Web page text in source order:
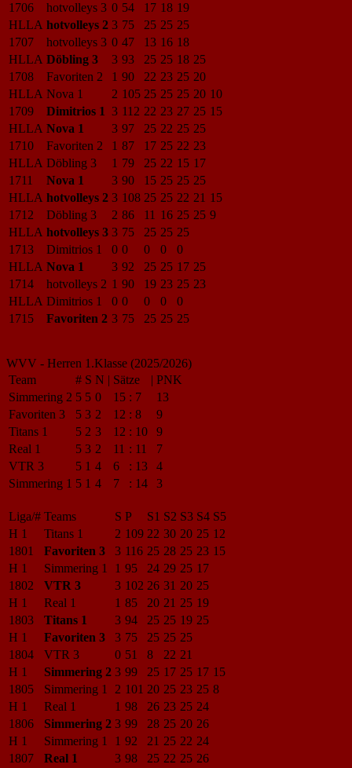
1706
hotvolleys 3 0 54 17 18 19
HLLA hotvolleys 2 3 75 25 25 25
1707
hotvolleys 3 0 47 13 16 18
HLLA Döbling 3 3 93 25 25 18 25
1708
Favoriten 2 1 90 22 23 25 20
HLLA Nova 1 2 105 25 25 25 20 10
1709
Dimitrios 1 3 112 22 23 27 25 15
HLLA Nova 1 3 97 25 22 25 25
1710
Favoriten 2 1 87 17 25 22 23
HLLA Döbling 3 1 79 25 22 15 17
1711
Nova 1 3 90 15 25 25 25
HLLA hotvolleys 2 3 108 25 25 22 21 15
1712
Döbling 3 2 86 11 16 25 25 9
HLLA hotvolleys 3 3 75 25 25 25
1713
Dimitrios 1 0 0 0 0
0
HLLA Nova 1 3 92 25 25 17 25
1714
hotvolleys 2 1 90 19 23 25 23
HLLA Dimitrios 1 0 0 0 0
0
1715
Favoriten 2 3 75 25 25 25
WVV - Herren 1.Klasse (2025/2026)
Team
# S N | Sätze | PNK
Simmering 2 5 5 0 15 : 7
13
Favoriten 3
5 3 2 12 : 8
9
Titans 1
5 2 3 12 : 10
9
Real 1
5 3 2 11 : 11
7
VTR 3
5 1 4 6 : 13
4
Simmering 1 5 1 4 7 : 14 3
Liga/# Teams S P S1 S2 S3 S4 S5
H 1
Titans 1 2 109 22 30 20 25 12
1801
Favoriten 3 3 116 25 28 25 23 15
H 1
Simmering 1 1 95 24 29 25 17
1802
VTR 3 3 102 26 31 20 25
H 1
Real 1 1 85 20 21 25 19
1803
Titans 1 3 94 25 25 19 25
H 1
Favoriten 3 3 75 25 25 25
1804
VTR 3 0 51 8 22 21
H 1
Simmering 2 3 99 25 17 25 17 15
1805
Simmering 1 2 101 20 25 23 25 8
H 1
Real 1 1 98 26 23 25 24
1806
Simmering 2 3 99 28 25 20 26
H 1
Simmering 1 1 92 21 25 22 24
1807
Real 1 3 98 25 22 25 26